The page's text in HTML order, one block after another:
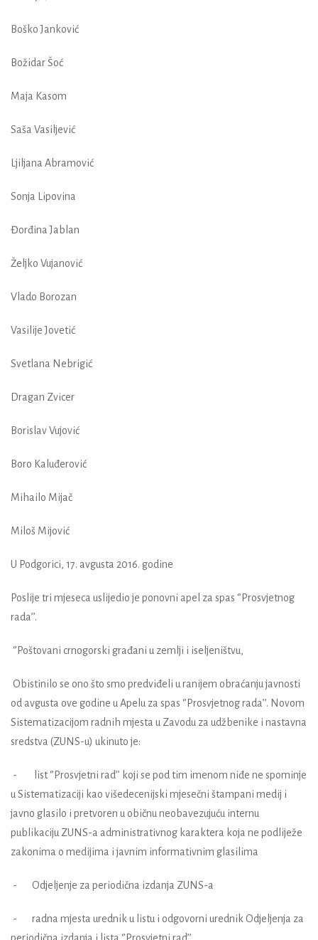
Boško Janković
Božidar Šoć
Maja Kasom
Saša Vasiljević
Ljiljana Abramović
Sonja Lipovina
Đorđina Jablan
Željko Vujanović
Vlado Borozan
Vasilije Jovetić
Svetlana Nebrigić
Dragan Zvicer
Borislav Vujović
Boro Kaluđerović
Mihailo Mijač
Miloš Mijović
U Podgorici, 17. avgusta 2016. godine
Poslije tri mjeseca uslijedio je ponovni apel za spas ‘’Prosvjetnog
rada’’.
‘’Poštovani crnogorski građani u zemlji i iseljeništvu,
Obistinilo se ono što smo predviđeli u ranijem obraćanju javnosti
od avgusta ove godine u Apelu za spas ‘’Prosvjetnog rada’’. Novom
Sistematizacijom radnih mjesta u Zavodu za udžbenike i nastavna
sredstva (ZUNS-u) ukinuto je:
- list ‘’Prosvjetni rad’’ koji se pod tim imenom niđe ne spominje
u Sistematizaciji kao višedecenijski mjesečni štampani medij i
javno glasilo i pretvoren u običnu neobavezujuću internu
publikaciju ZUNS-a administrativnog karaktera koja ne podliježe
zakonima o medijima i javnim informativnim glasilima
- Odjeljenje za periodična izdanja ZUNS-a
- radna mjesta urednik u listu i odgovorni urednik Odjeljenja za